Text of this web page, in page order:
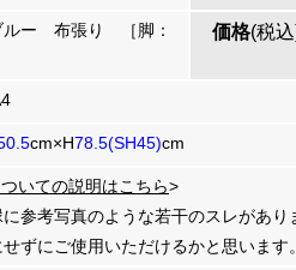
ルー 布張り ［脚：
価格(税
cm×H78.5(SH45)cm
いての説明はこちら>
参考写真のような若干のスレがあり
ずにご使用いただけるかと思います